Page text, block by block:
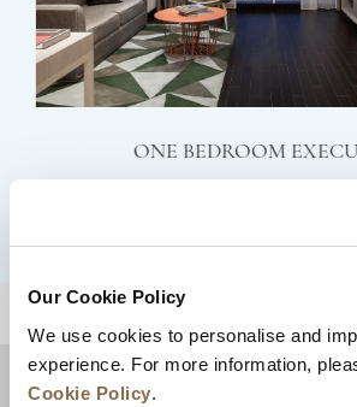
Our Cookie Policy
We use cookies to personalise and
experience. For more information,
Cookie Policy.
ONE BEDROOM